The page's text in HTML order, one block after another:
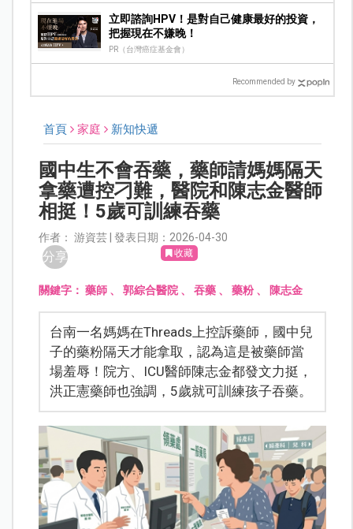
立即諮詢HPV！是對自己健康最好的投資，
把握現在不嫌晚！
PR（台灣癌症基金會）
Recommended by
首頁 家庭 新知快遞
國中生不會吞藥，藥師請媽媽隔天
拿藥遭控刁難，醫院和陳志金醫師
相挺！5歲可訓練吞藥
作者： 游資芸 | 發表日期：2026-04-30
分享 收藏
關鍵字：藥師 、郭綜合醫院 、吞藥 、藥粉、 陳志金
台南一名媽媽在Threads上控訴藥師，國中兒
子的藥粉隔天才能拿取，認為這是被藥師當
場羞辱！院方、ICU醫師陳志金都發文力挺，
洪正憲藥師也強調，5歲就可訓練孩子吞藥。